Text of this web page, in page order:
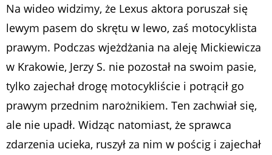
Na wideo widzimy, że Lexus aktora poruszał się
lewym pasem do skrętu w lewo, zaś motocyklista
prawym. Podczas wjeżdżania na aleję Mickiewicza
w Krakowie, Jerzy S. nie pozostał na swoim pasie,
tylko zajechał drogę motocykliście i potrącił go
prawym przednim narożnikiem. Ten zachwiał się,
ale nie upadł. Widząc natomiast, że sprawca
zdarzenia ucieka, ruszył za nim w pościg i zajechał